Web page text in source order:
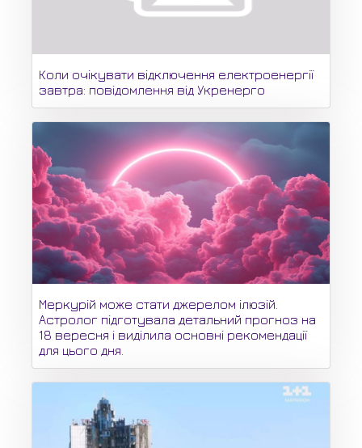
Коли очікувати відключення електроенергії
завтра: повідомлення від Укренерго
Меркурій може стати джерелом ілюзій.
Астролог підготувала детальний прогноз на
18 вересня і виділила основні рекомендації
для цього дня.